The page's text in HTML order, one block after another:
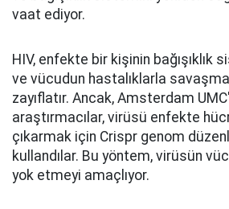
vaat ediyor.
HIV, enfekte bir kişinin bağışıklık
ve vücudun hastalıklarla
zayıflatır. Ancak, Amsterdam
araştırmacılar, virüsü enfekte
çıkarmak için Crispr genom
kullandılar. Bu yöntem, virüsün
yok etmeyi amaçlıyor.